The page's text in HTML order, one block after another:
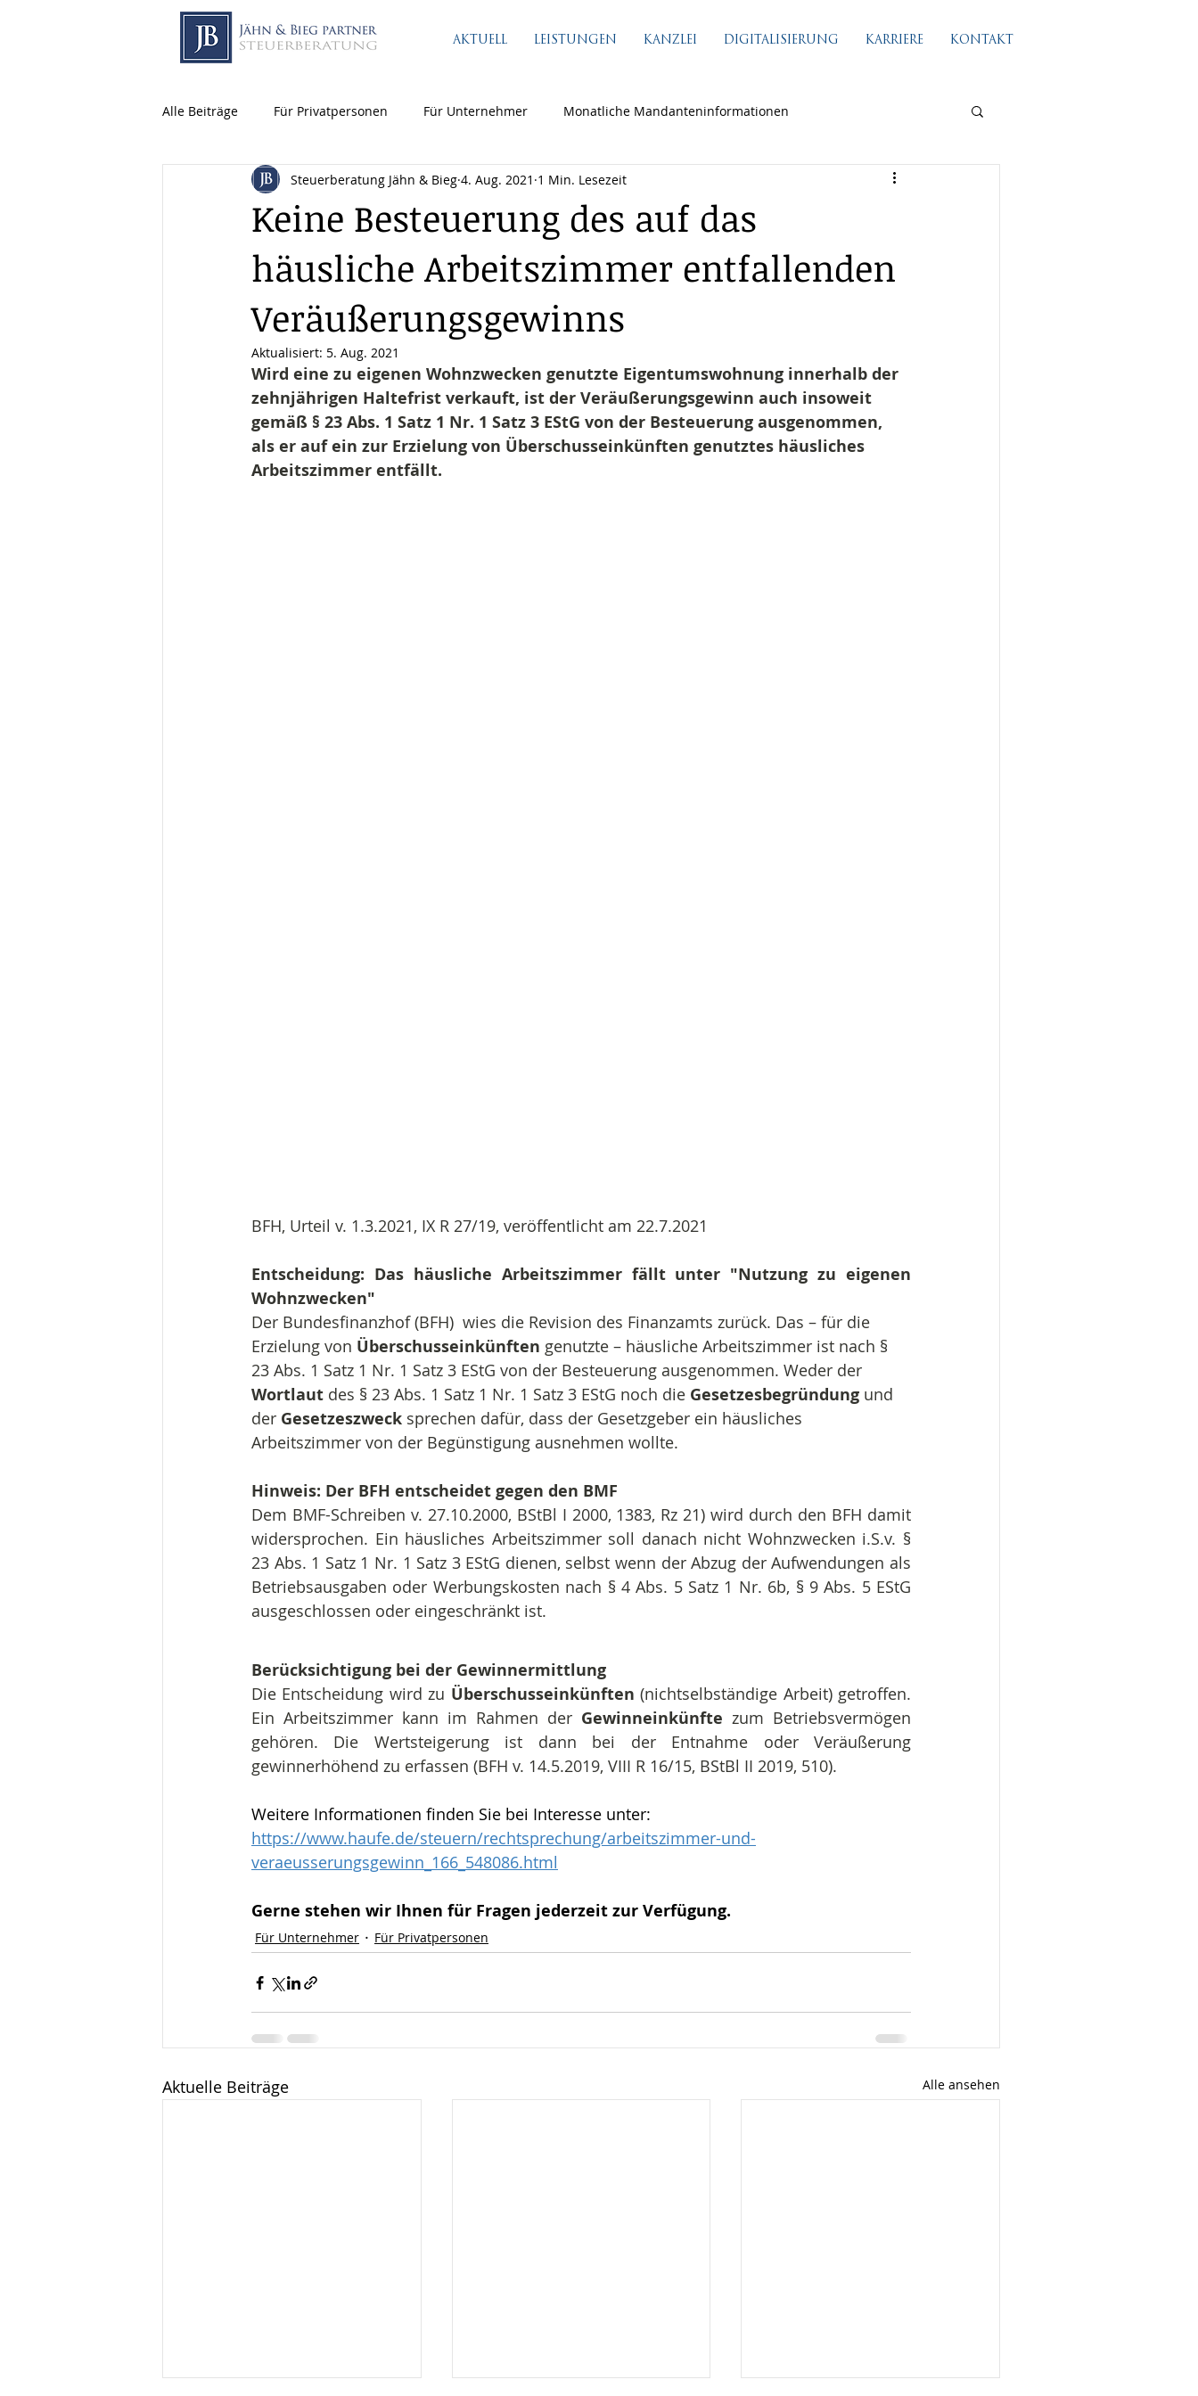
AKTUELL LEISTUNGEN KANZLEI DIGITALISIERUNG KARRIERE KONTAKT
Alle Beiträge Für Privatpersonen Für Unternehmer Monatliche Mandanteninformationen
Keine Besteuerung des auf das
häusliche Arbeitszimmer entfallenden
Veräußerungsgewinns
Steuerberatung Jähn & Bieg 4. Aug. 2021 1 Min. Lesezeit
Aktualisiert: 5. Aug. 2021
Wird eine zu eigenen Wohnzwecken genutzte Eigentumswohnung innerhalb der
zehnjährigen Haltefrist verkauft, ist der Veräußerungsgewinn auch insoweit
gemäß § 23 Abs. 1 Satz 1 Nr. 1 Satz 3 EStG von der Besteuerung ausgenommen,
als er auf ein zur Erzielung von Überschusseinkünften genutztes häusliches
Arbeitszimmer entfällt.
BFH, Urteil v. 1.3.2021, IX R 27/19, veröffentlicht am 22.7.2021
Entscheidung: Das häusliche Arbeitszimmer fällt unter "Nutzung zu eigenen
Wohnzwecken"
Der Bundesfinanzhof (BFH)  wies die Revision des Finanzamts zurück. Das – für die
Erzielung von Überschusseinkünften genutzte – häusliche Arbeitszimmer ist nach §
23 Abs. 1 Satz 1 Nr. 1 Satz 3 EStG von der Besteuerung ausgenommen. Weder der
Wortlaut des § 23 Abs. 1 Satz 1 Nr. 1 Satz 3 EStG noch die Gesetzesbegründung und
der Gesetzeszweck sprechen dafür, dass der Gesetzgeber ein häusliches
Arbeitszimmer von der Begünstigung ausnehmen wollte.
Hinweis: Der BFH entscheidet gegen den BMF
Dem BMF-Schreiben v. 27.10.2000, BStBl I 2000, 1383, Rz 21) wird durch den BFH damit
widersprochen. Ein häusliches Arbeitszimmer soll danach nicht Wohnzwecken i.S.v. §
23 Abs. 1 Satz 1 Nr. 1 Satz 3 EStG dienen, selbst wenn der Abzug der Aufwendungen als
Betriebsausgaben oder Werbungskosten nach § 4 Abs. 5 Satz 1 Nr. 6b, § 9 Abs. 5 EStG
ausgeschlossen oder eingeschränkt ist.
Berücksichtigung bei der Gewinnermittlung
Die Entscheidung wird zu Überschusseinkünften (nichtselbständige Arbeit) getroffen.
Ein Arbeitszimmer kann im Rahmen der Gewinneinkünfte zum Betriebsvermögen
gehören. Die Wertsteigerung ist dann bei der Entnahme oder Veräußerung
gewinnerhöhend zu erfassen (BFH v. 14.5.2019, VIII R 16/15, BStBl II 2019, 510).
Weitere Informationen finden Sie bei Interesse unter:
https://www.haufe.de/steuern/rechtsprechung/arbeitszimmer-und-
veraeusserungsgewinn_166_548086.html
Gerne stehen wir Ihnen für Fragen jederzeit zur Verfügung.
Für Unternehmer Für Privatpersonen
Aktuelle Beiträge Alle ansehen